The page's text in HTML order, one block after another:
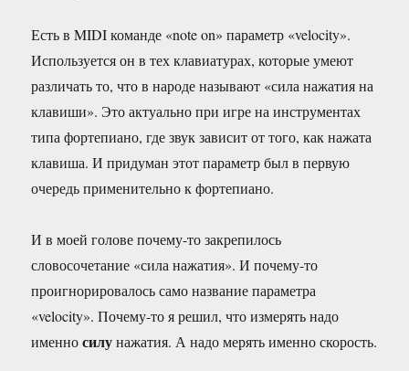
Есть в MIDI команде «note on» параметр «velocity».
Используется он в тех клавиатурах, которые умеют
различать то, что в народе называют «сила нажатия на
клавиши». Это актуально при игре на инструментах
типа фортепиано, где звук зависит от того, как нажата
клавиша. И придуман этот параметр был в первую
очередь применительно к фортепиано.
И в моей голове почему-то закрепилось
словосочетание «сила нажатия». И почему-то
проигнорировалось само название параметра
«velocity». Почему-то я решил, что измерять надо
именносилунажатия. А надо мерять именно скорость.